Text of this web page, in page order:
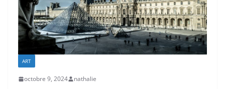
ART
octobre 9, 2024 nathalie